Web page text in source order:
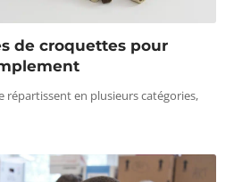
de croquettes pour
répartissent en plusieurs catégories,